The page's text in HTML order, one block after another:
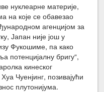
нуклеарне материје,
на које се обавезао
агенцијом за
Јапан није још у
Фукошиме, па како
потенцијалну бригу“,
кинеског
Чуенјинг, позивајући
плутонијума.